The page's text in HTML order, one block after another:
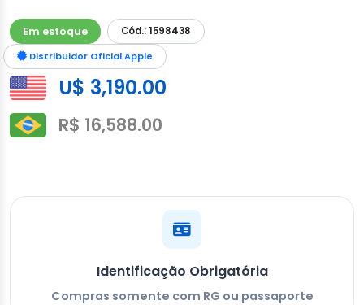
Em estoque
Cód.: 1598438
Distribuidor Oficial Apple
U$ 3,190.00
R$ 16,588.00
Identificação Obrigatória
Compras somente com RG ou passaporte